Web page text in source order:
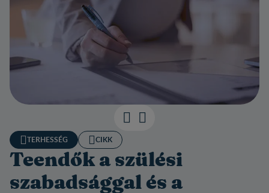
TERHESSÉG CIKK
Teendők a szülési
szabadsággal és a